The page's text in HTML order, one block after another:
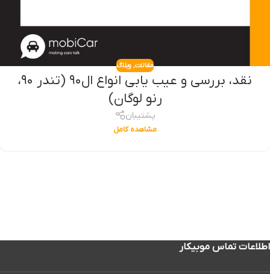
مقالات, وبلاگ
نقد، بررسی و عیب یابی انواع ال۹۰‌ (تندر ۹۰،
رنو لوگان)
پشتیبان
مشاهده کامل
اطلاعات تماس موبیکار